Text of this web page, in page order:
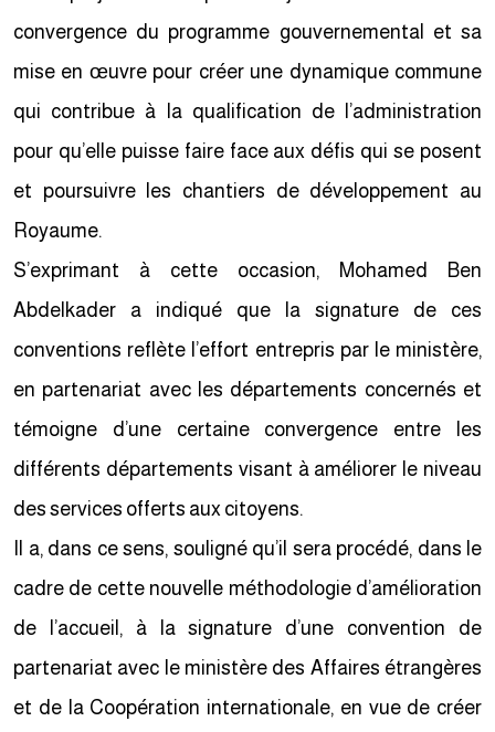
convergence du programme gouvernemental et sa
mise en œuvre pour créer une dynamique commune
qui contribue à la qualification de l’administration
pour qu’elle puisse faire face aux défis qui se posent
et poursuivre les chantiers de développement au
Royaume.
S’exprimant à cette occasion, Mohamed Ben
Abdelkader a indiqué que la signature de ces
conventions reflète l’effort entrepris par le ministère,
en partenariat avec les départements concernés et
témoigne d’une certaine convergence entre les
différents départements visant à améliorer le niveau
des services offerts aux citoyens.
Il a, dans ce sens, souligné qu’il sera procédé, dans le
cadre de cette nouvelle méthodologie d’amélioration
de l’accueil, à la signature d’une convention de
partenariat avec le ministère des Affaires étrangères
et de la Coopération internationale, en vue de créer